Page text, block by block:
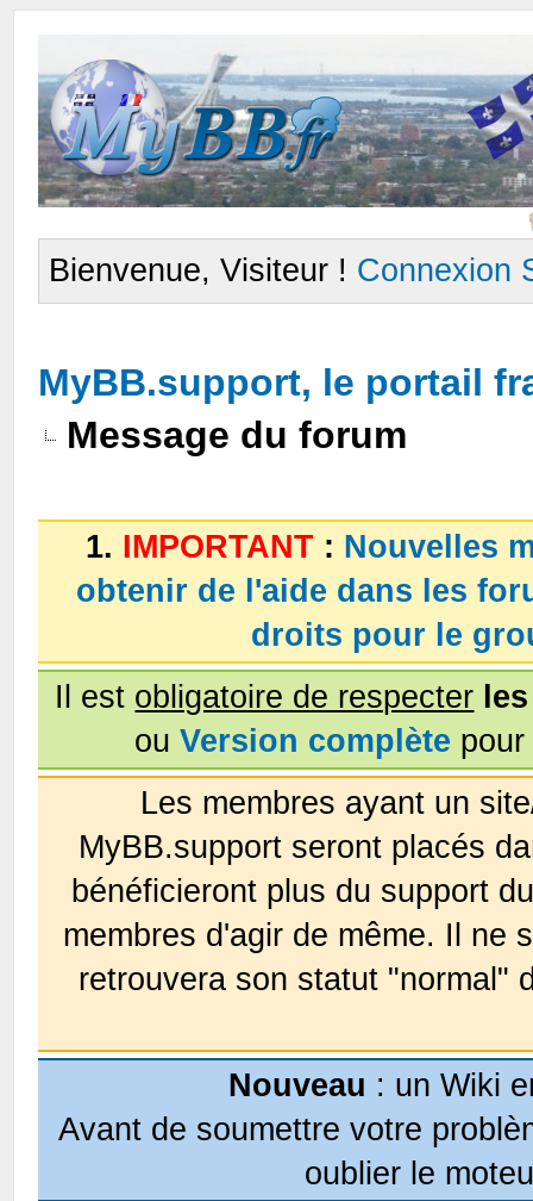
Bienvenue, Visiteur ! Connexion
MyBB.support, le portail
Message du forum
1. IMPORTANT : Nouvelles
obtenir de l'aide dans les
droits pour le
Il est obligatoire de respecter
ouVersion complète
Les membres ayant un
MyBB.support seront placés
bénéficieront plus du support
membres d'agir de même. Il ne
retrouvera son statut "normal"
Nouveau : un Wiki
Avant de soumettre votre
oublier le